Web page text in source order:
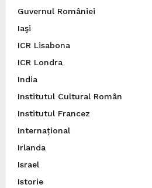
Guvernul României
Iaşi
ICR Lisabona
ICR Londra
India
Institutul Cultural Român
Institutul Francez
Internațional
Irlanda
Israel
Istorie